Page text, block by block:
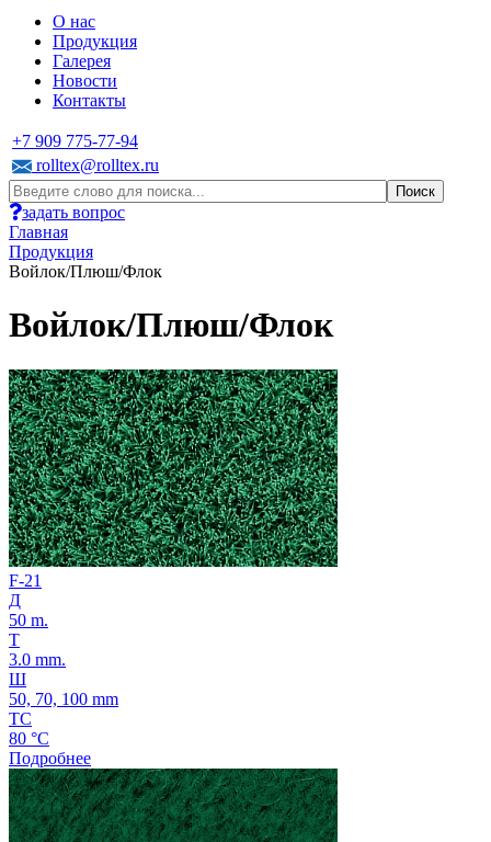
О нас
Продукция
Галерея
Новости
Контакты
+7 909 775-77-94
rolltex@rolltex.ru
задать вопрос
Главная
Продукция
Войлок/Плюш/Флок
Войлок/Плюш/Флок
F-21
Д
50 m.
Т
3.0 mm.
Ш
50, 70, 100 mm
ТС
80 °C
Подробнее